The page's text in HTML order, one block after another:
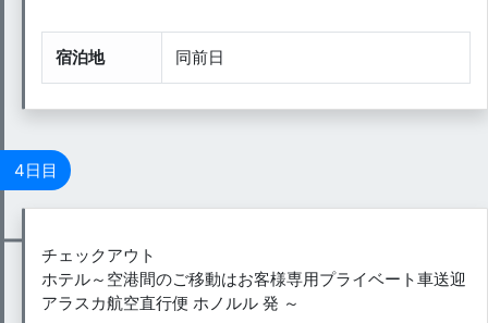
宿泊地 同前日
4日目
チェックアウト
ホテル～空港間のご移動はお客様専用プライベート車送迎
アラスカ航空直行便 ホノルル 発 ～